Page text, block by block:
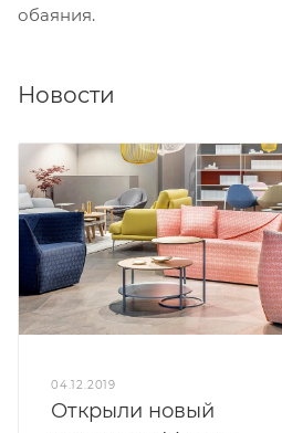
обаяния.
Новости
04.12.2019
Открыли новый